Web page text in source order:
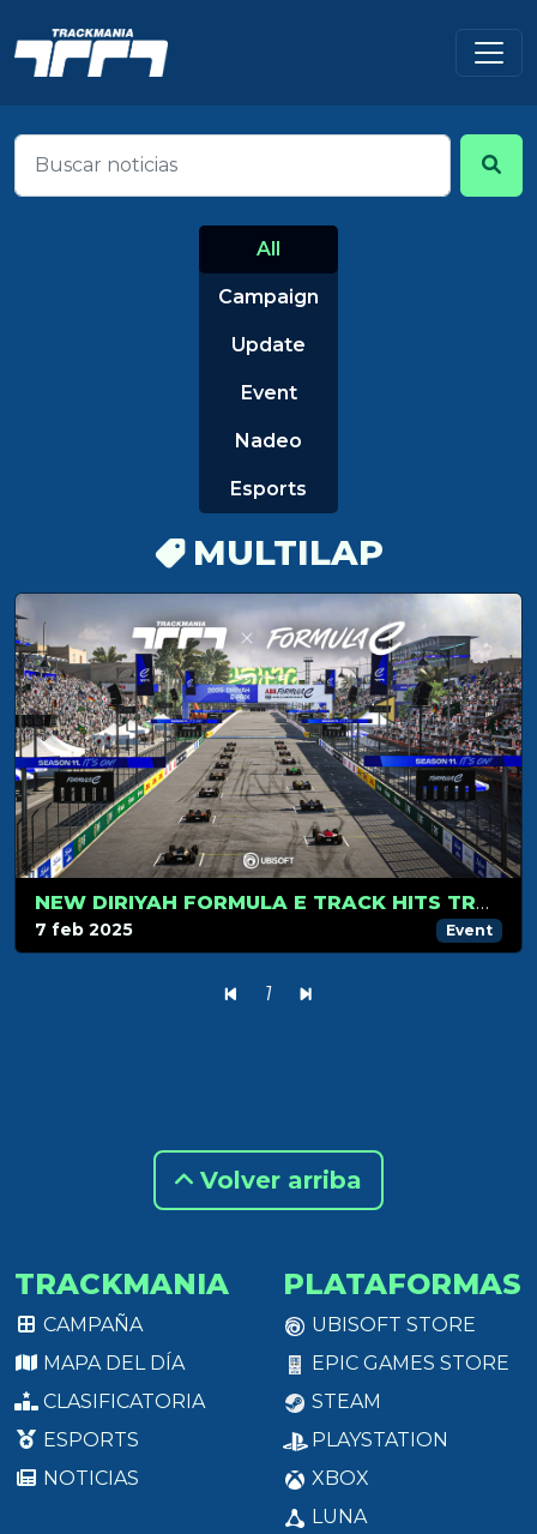
All
Campaign
Update
Event
Nadeo
Esports
MULTILAP
NEW DIRIYAH FORMULA E TRACK HITS TRACKMANIA IN SEASON 2!
7 feb 2025 Event
1
Volver arriba
TRACKMANIA
CAMPAÑA
MAPA DEL DÍA
CLASIFICATORIA
ESPORTS
NOTICIAS
PLATAFORMAS
UBISOFT STORE
EPIC GAMES STORE
STEAM
PLAYSTATION
XBOX
LUNA